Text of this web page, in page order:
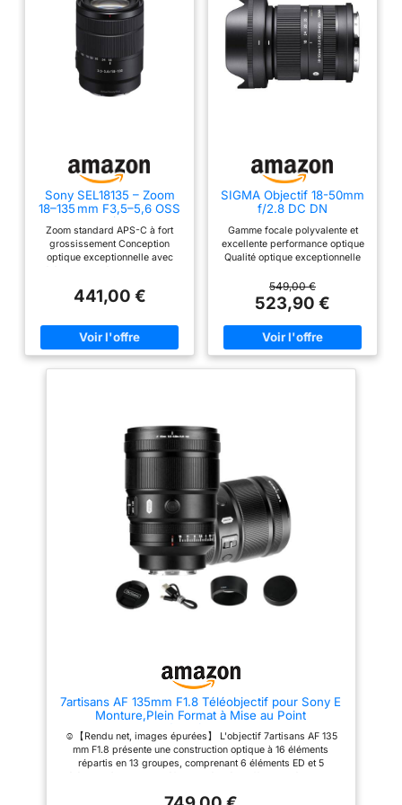
Sony SEL18135 – Zoom
18–135 mm F3,5–5,6 OSS
pour APS-C (compact et
léger, stabilisation
optique, monture E, idéal
voyage, usage quotidien
E10, A6400, A6700)
Zoom standard APS-C à fort
grossissement Conception
optique exceptionnelle avec
bord Technologie de moteur
contrôle de la mise au point
rapide, précis et silencieux
Angle de vue (APS-C): 76 ° –12
441,00 €
SIGMA Objectif 18-50mm
f/2.8 DC DN
Compatible avec Sony E
Gamme focale polyvalente et
excellente performance optique
Qualité optique exceptionnelle
l'appareil photo Doté de la toute
dernière technologie et alliant
performance optique et
compacité
549,00 €
523,90 €
7artisans AF 135mm F1.8 Téléobjectif pour Sony E
Monture,Plein Format à Mise au Point
Automatique, AF/MF, focale Fixe,1000g,Deux
Touches programmables FN
☺【Rendu net, images épurées】 L'objectif 7artisans AF 135
mm F1.8 présente une construction optique à 16 éléments
répartis en 13 groupes, comprenant 6 éléments ED et 5